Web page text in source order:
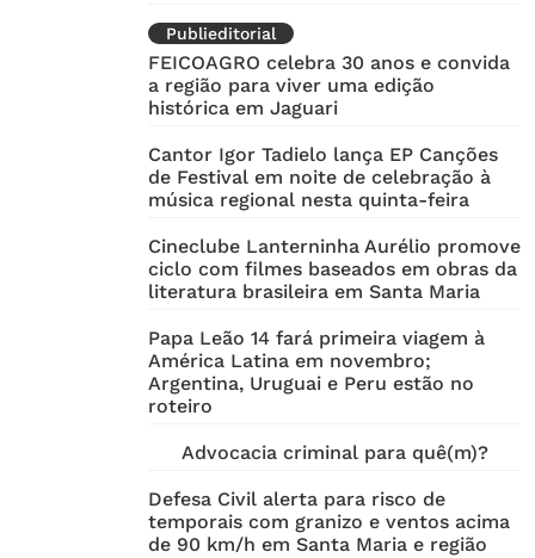
Publieditorial
FEICOAGRO celebra 30 anos e convida
a região para viver uma edição
histórica em Jaguari
Cantor Igor Tadielo lança EP Canções
de Festival em noite de celebração à
música regional nesta quinta-feira
Cineclube Lanterninha Aurélio promove
ciclo com filmes baseados em obras da
literatura brasileira em Santa Maria
Papa Leão 14 fará primeira viagem à
América Latina em novembro;
Argentina, Uruguai e Peru estão no
roteiro
Advocacia criminal para quê(m)?
Defesa Civil alerta para risco de
temporais com granizo e ventos acima
de 90 km/h em Santa Maria e região